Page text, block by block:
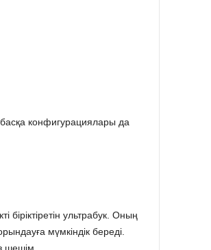
басқа конфигурациялары да
біріктіретін ультрабук. Оның
мүмкіндік береді.